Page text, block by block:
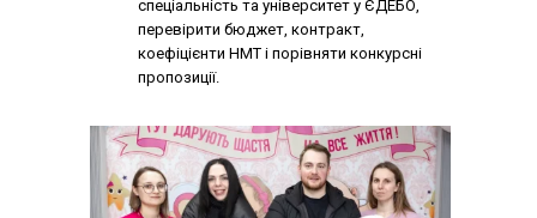
спеціальність та університет у ЄДЕБО,
перевірити бюджет, контракт,
коефіцієнти НМТ і порівняти конкурсні
пропозиції.